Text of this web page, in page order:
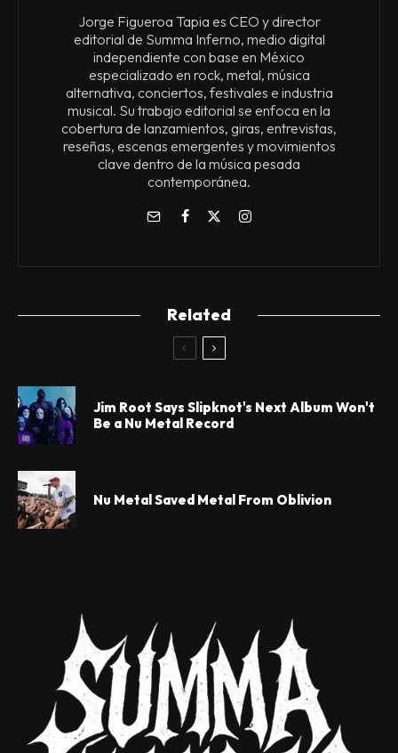
Jorge Figueroa Tapia es CEO y director
editorial de Summa Inferno, medio digital
independiente con base en México
especializado en rock, metal, música
alternativa, conciertos, festivales e industria
musical. Su trabajo editorial se enfoca en la
cobertura de lanzamientos, giras, entrevistas,
reseñas, escenas emergentes y movimientos
clave dentro de la música pesada
contemporánea.
Related
Jim Root Says Slipknot's Next Album Won't
Be a Nu Metal Record
Nu Metal Saved Metal From Oblivion